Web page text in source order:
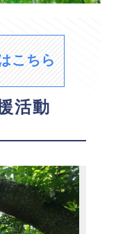
こちら
活動